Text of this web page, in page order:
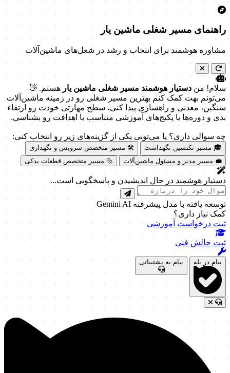
راهنمای مسیر شغلی ماشین یار
مشاوره هوشمند برای انتخاب و رشد در شغل‌های ماشین‌آلات
سلام! من دستیار هوشمند مسیر شغلی ماشین یار هستم. 👋
می‌تونم بهت کمک کنم بهترین مسیر شغلی رو در زمینه ماشین‌آلات
سنگین، معدنی و راهسازی پیدا کنی، سطح مهارتی خودت رو ارتقاء
بدی و دوره‌ها یا پکیج‌های آموزشی متناسب با اهدافت رو بشناسی.
چه سوالی داری؟ یا می‌تونی یکی از گزینه‌های زیر رو انتخاب کنی:
🎓 مسیر تکنسین نگهداشت
🛠️ مسیر متخصص سرویس و نگهداری
💼 مسیر مدیر و مسئول ماشین‌آلات
🔩 مسیر متخصص قطعات یدکی
دستیار هوشمند در حال اندیشیدن و پاسخگویی است...
توسعه یافته با مدل پیشرفته Gemini AI
کمک نیاز داری؟
ثبت درخواست آموزشی
ثبت چالش فنی
پیام در بله پیام به پشتیبانی